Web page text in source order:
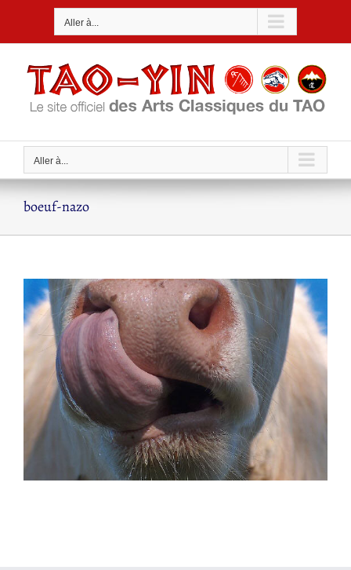
Aller à...
Aller à...
boeuf-nazo